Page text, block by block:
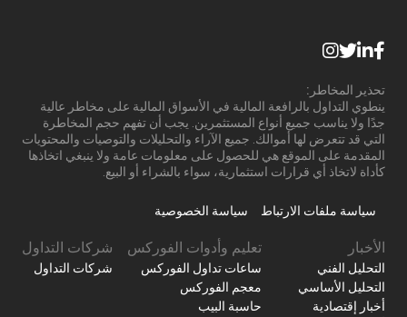
تحذير المخاطر:
ينطوي التداول بالرافعة المالية في الأسواق المالية على مخاطر عالية
جدًا ولا يناسب جميع أنواع المستثمرين. يجب أن تفهم حجم المخاطرة
التي قد تتعرض لها أموالك. جميع الآراء والتحليلات والتوصيات والمحتويات
المقدمة على الموقع هي للحصول على معلومات عامة ولا ينبغي اتخاذها
كأداة لاتخاذ أي قرارات استثمارية، سواء بالشراء أو البيع.
سياسة ملفات الارتباط سياسة الخصوصية
الأخبار
التحليل الفني
التحليل الأساسي
أخبار إقتصادية
تعليم وأدوات الفوركس
ساعات تداول الفوركس
معجم الفوركس
حاسبة البيب
شركات التداول
شركات التداول